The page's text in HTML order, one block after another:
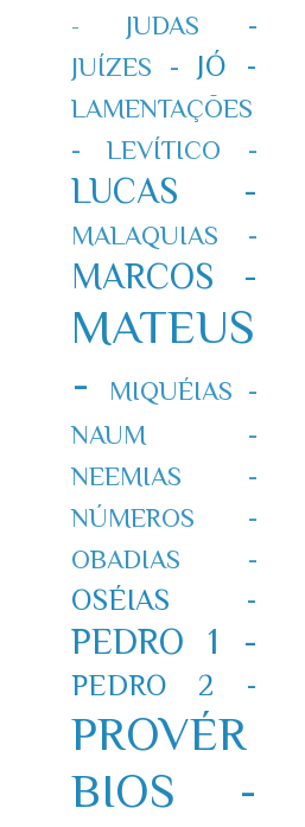
-
JUDAS -
JUÍZES -
JÓ -
LAMENTAÇÕES
-
LEVÍTICO -
LUCAS -
MALAQUIAS -
MARCOS -
MATEUS
-
MIQUÉIAS -
NAUM -
NEEMIAS -
NÚMEROS -
OBADIAS -
OSÉIAS -
PEDRO 1 -
PEDRO 2 -
PROVÉR
BIOS -